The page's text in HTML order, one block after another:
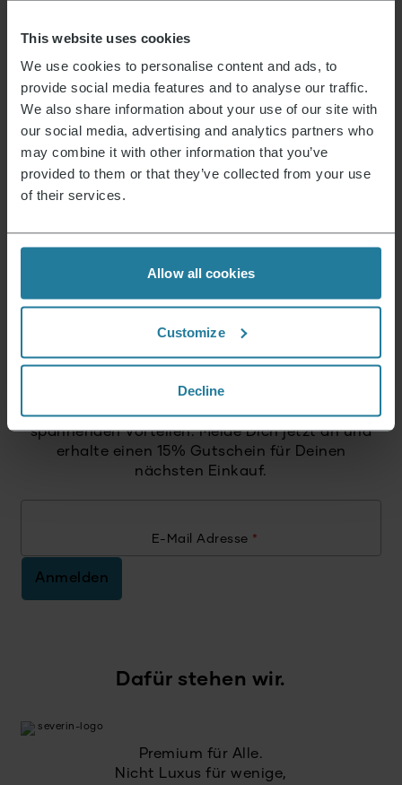
This website uses cookies
We use cookies to personalise content and ads, to
provide social media features and to analyse our traffic.
We also share information about your use of our site with
our social media, advertising and analytics partners who
may combine it with other information that you’ve
provided to them or that they’ve collected from your use
of their services.
Allow all cookies
Customize
Decline
Bedienungsanleitung vollständig recyclebar Ja
Gerät enthält recyceltes Material Nein
database *ständige Aktualisierung
Maße des Produktes (HxBxT) (in cm)
Anleitung 007796-7_MW_Manual.pdfDatenblatt
Aktuelles & Angebote
Der Severin Newsletter ist randvoll mit
spannenden Vorteilen. Melde Dich jetzt an und
erhalte einen 15% Gutschein für Deinen
nächsten Einkauf.
E-Mail Adresse *
Anmelden
Dafür stehen wir.
Premium für Alle.
Nicht Luxus für wenige,